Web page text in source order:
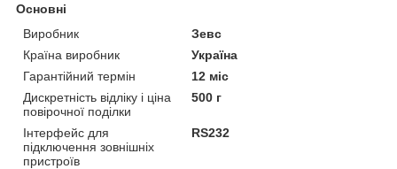
Основні
Виробник
Зевс
Країна виробник
Україна
Гарантійний термін
12 міс
Дискретність відліку і ціна
повірочної поділки
500 г
Інтерфейс для
підключення зовнішніх
пристроїв
RS232